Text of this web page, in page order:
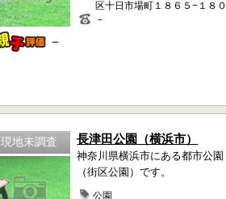
－
区十日市場町１８６５−１８０
－
現地未調査 長津田公園（横浜市）
神奈川県横浜市にある都市公園
（街区公園）です。
公園